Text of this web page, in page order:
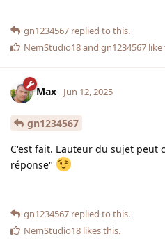
gn1234567 replied to this.
NemStudio18and gn1234567 like
Max Jun 12, 2025
gn1234567
C'est fait. L'auteur du sujet peut
réponse"
gn1234567 replied to this.
NemStudio18 likes this.